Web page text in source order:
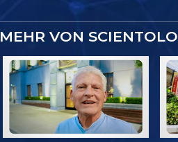
MEHR VON